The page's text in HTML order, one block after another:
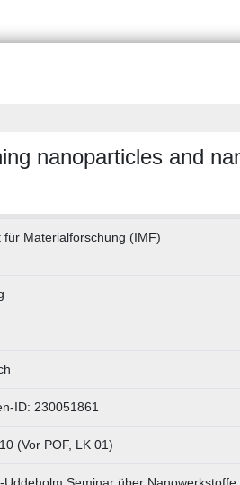
nanoparticles and
für Materialforschung (IMF)
ID: 230051861
(Vor POF, LK 01)